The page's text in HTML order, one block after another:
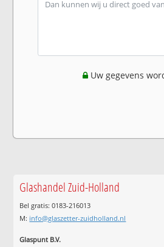
Uw gegevens
Glashandel Zuid-Holland
Bel gratis: 0183-216013
M: info@glaszetter-zuidholland.nl
Glaspunt B.V.